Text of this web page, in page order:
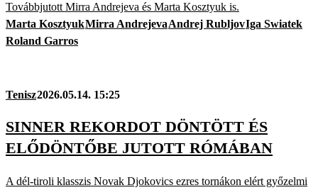
Továbbjutott Mirra Andrejeva és Marta Kosztyuk is.
Marta KosztyukMirra AndrejevaAndrej RubljovIga Swiatek
Roland Garros
Tenisz2026.05.14. 15:25
SINNER REKORDOT DÖNTÖTT ÉS
ELŐDÖNTŐBE JUTOTT RÓMÁBAN
A dél-tiroli klasszis Novak Djokovics ezres tornákon elért győzelmi